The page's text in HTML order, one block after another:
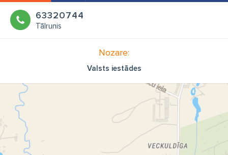
63320744
Tālrunis
Nozare:
Valsts iestādes